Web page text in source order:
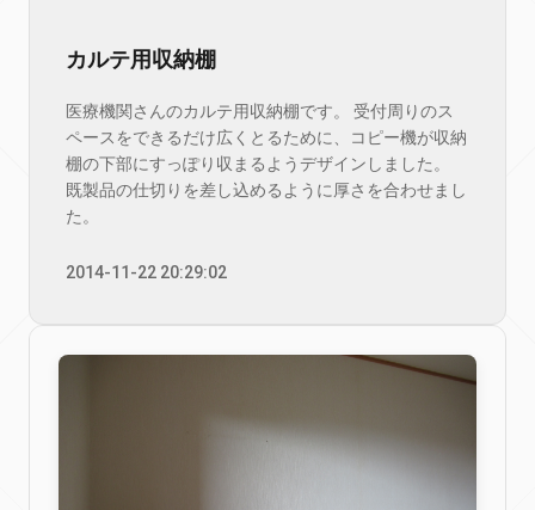
カルテ用収納棚
医療機関さんのカルテ用収納棚です。 受付周りのス
ペースをできるだけ広くとるために、コピー機が収納
棚の下部にすっぽり収まるようデザインしました。
既製品の仕切りを差し込めるように厚さを合わせまし
た。
2014-11-22 20:29:02